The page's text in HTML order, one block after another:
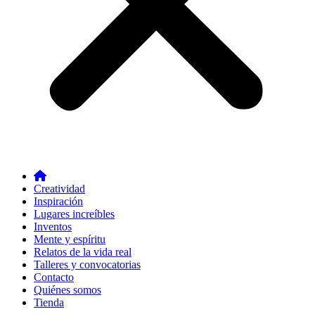
Creatividad
Inspiración
Lugares increíbles
Inventos
Mente y espíritu
Relatos de la vida real
Talleres y convocatorias
Contacto
Quiénes somos
Tienda